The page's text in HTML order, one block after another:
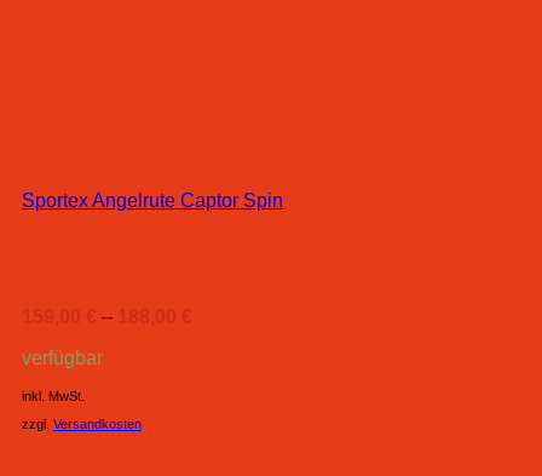
Sportex Angelrute Captor Spin
159,00 € – 188,00 €
verfügbar
inkl. MwSt.
zzgl. Versandkosten